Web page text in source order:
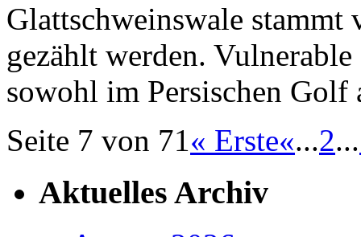
Glattschweinswale
gezählt werden.
sowohl im Persischen
Seite 7 von 71« Erste«...2...
Aktuelles Archiv